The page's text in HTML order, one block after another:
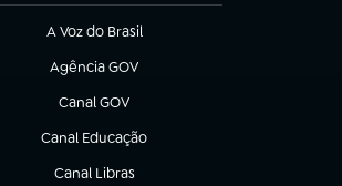
A Voz do Brasil
(abre em nova aba)
Agência GOV
(abre em nova aba)
Canal GOV
(abre em nova aba)
Canal Educação
(abre em nova aba)
Canal Libras
(abre em nova aba)